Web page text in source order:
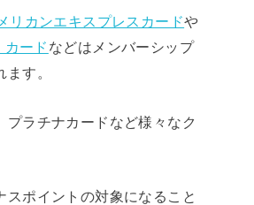
リカンエキスプレスカードや
ード などはメンバーシップ
す。
ラチナカードなど様々なク
ポイントの対象になること